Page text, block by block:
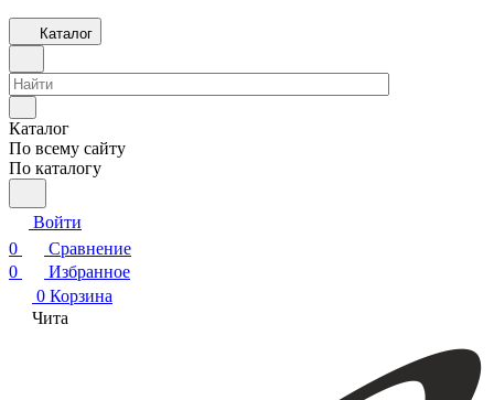
Каталог
Каталог
По всему сайту
По каталогу
Войти
0
Сравнение
0
Избранное
0 Корзина
Чита